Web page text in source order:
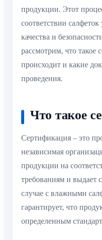
продукции. Этот
соответствии
качества и
рассмотрим, что такое
происходит и какие
проведения.
Что такое
Сертификация – это
независимая
продукции на
требованиям и выдает
случае с влажными
гарантирует, что
определенным